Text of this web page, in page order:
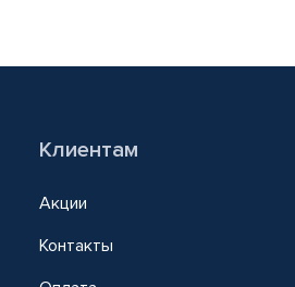
Клиентам
Акции
Контакты